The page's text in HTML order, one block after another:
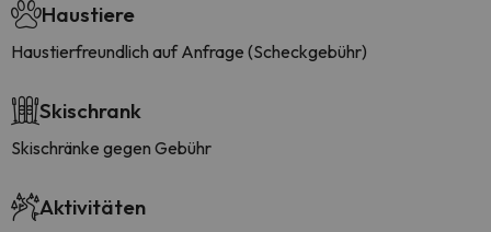
Haustiere
Haustierfreundlich auf Anfrage (Scheckgebühr)
Skischrank
Skischränke gegen Gebühr
Aktivitäten